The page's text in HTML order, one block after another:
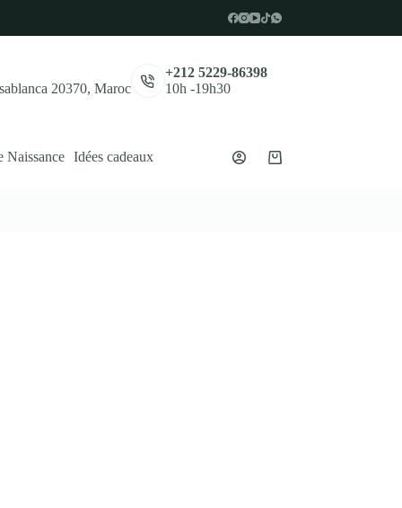
20370, Maroc
+212 5229-86398
10h -19h30
Naissance Idées cadeaux
Panier